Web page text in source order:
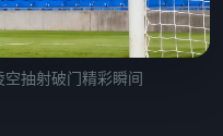
抽射破门精彩瞬间